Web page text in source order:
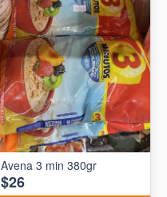
Avena 3 min 380gr
$26